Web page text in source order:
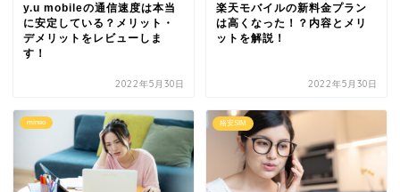
y.u mobileの通信速度は本当
に安定している？メリット・
デメリットをレビューしま
す！
2022年5月30日
楽天モバイルの新料金プラン
は高くなった！？内容とメリ
ットを解説！
2022年5月30日
mineo 格安SIM